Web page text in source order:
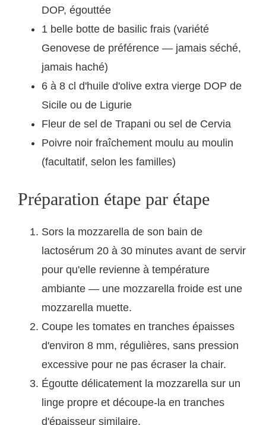
DOP, égouttée
1 belle botte de basilic frais (variété
Genovese de préférence — jamais séché,
jamais haché)
6 à 8 cl d'huile d'olive extra vierge DOP de
Sicile ou de Ligurie
Fleur de sel de Trapani ou sel de Cervia
Poivre noir fraîchement moulu au moulin
(facultatif, selon les familles)
Préparation étape par étape
Sors la mozzarella de son bain de
lactosérum 20 à 30 minutes avant de servir
pour qu'elle revienne à température
ambiante — une mozzarella froide est une
mozzarella muette.
Coupe les tomates en tranches épaisses
d'environ 8 mm, régulières, sans pression
excessive pour ne pas écraser la chair.
Égoutte délicatement la mozzarella sur un
linge propre et découpe-la en tranches
d'épaisseur similaire.